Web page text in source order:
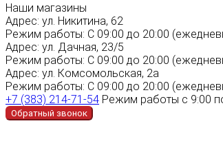
Наши магазины
Адрес: ул. Никитина, 62
Режим работы: С 09:00 до 20:00
Адрес: ул. Дачная, 23/5
Режим работы: С 09:00 до 20:00
Адрес: ул. Комсомольская, 2а
Режим работы: С 09:00 до 20:00
+7 (383) 214-71-54 Режим работы с 9:00
Обратный звонок